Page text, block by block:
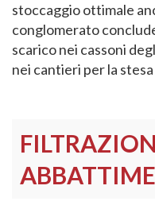
stoccaggio ottimale
conglomerato
scarico nei cassoni
nei cantieri per la